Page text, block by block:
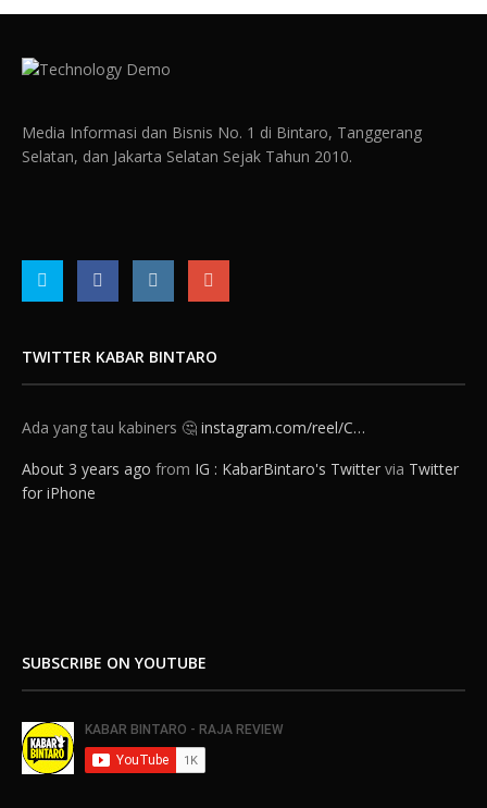
Media Informasi dan Bisnis No. 1 di Bintaro, Tanggerang
Selatan, dan Jakarta Selatan Sejak Tahun 2010.
TWITTER KABAR BINTARO
Ada yang tau kabiners 🤔instagram.com/reel/C…
About 3 years ago from IG : KabarBintaro's Twitter via Twitter
for iPhone
SUBSCRIBE ON YOUTUBE